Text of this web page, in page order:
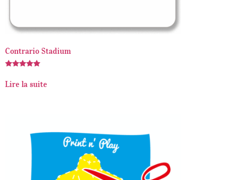
Contrario Stadium
5.00
sur 5
Lire la suite